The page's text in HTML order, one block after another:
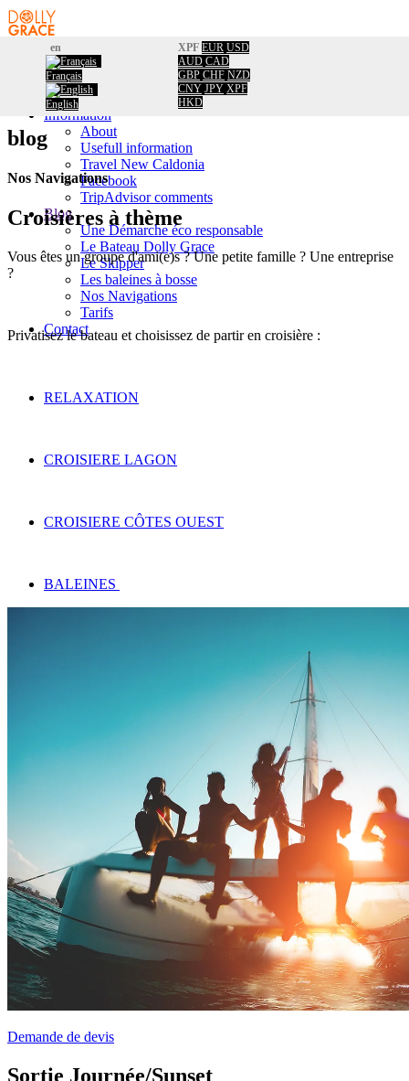
en
Français
English
XPF EUR USD
AUD CAD
GBP CHF NZD
CNY JPY XPF
HKD
Home
Booking
Calendar
Information
About
Usefull information
Travel New Caldonia
Facebook
TripAdvisor comments
Blog
Une Démarche éco responsable
Le Bateau Dolly Grace
Le Skipper
Les baleines à bosse
Nos Navigations
Tarifs
Contact
Home/
Nos Navigations
blog
Nos Navigations
Croisières à thème
Vous êtes un groupe d'ami(e)s ? Une petite famille ? Une entreprise
?
Privatisez le bateau et choisissez de partir en croisière :
RELAXATION
CROISIERE LAGON
CROISIERE CÔTES OUEST
BALEINES
Demande de devis
Sortie Journée/Sunset